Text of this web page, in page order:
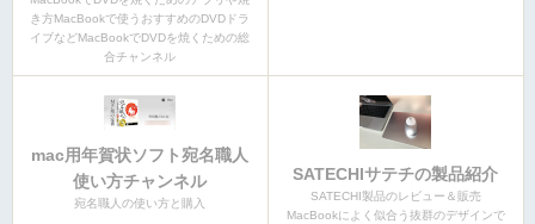
き方MacBookで使うおすすめのDVDドラ
イブなどMacBookでDVDを焼くための総
合チャンネル
mac用年賀状ソフト宛名職人
使い方チャンネル
宛名職人の使い方と購入
SATECHIサテチの製品紹介
SATECHI製品のレビュー＆販売
MacBookによく似合う抜群のデザインで